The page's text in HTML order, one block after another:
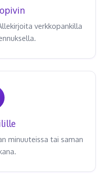
verkkopankilla
minuuteissa tai saman